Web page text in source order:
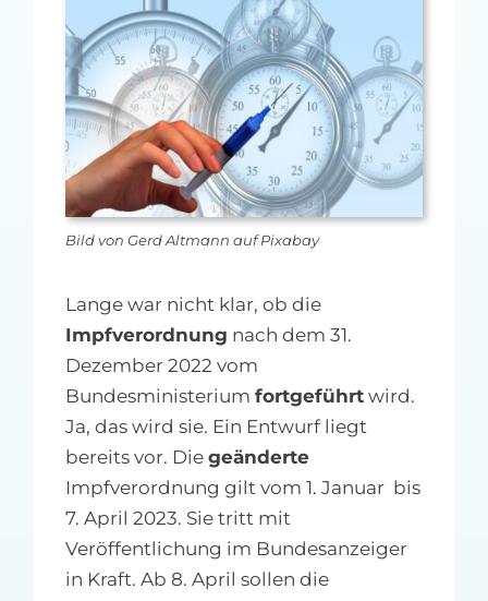
MFA-heute Newsletter-Anmeldung
Über uns
Ihre Werbung auf MFA-heute.de
Suche
nach:Bild von Gerd Altmann auf Pixabay
Lange war nicht klar, ob die
Impfverordnung nach dem 31.
Dezember 2022 vom
Bundesministerium fortgeführtwird.
Ja, das wird sie. Ein Entwurf liegt
bereits vor. Die geänderte
Impfverordnung gilt vom 1. Januar bis
7. April 2023. Sie tritt mit
Veröffentlichung im Bundesanzeiger
in Kraft. Ab 8. April sollen die